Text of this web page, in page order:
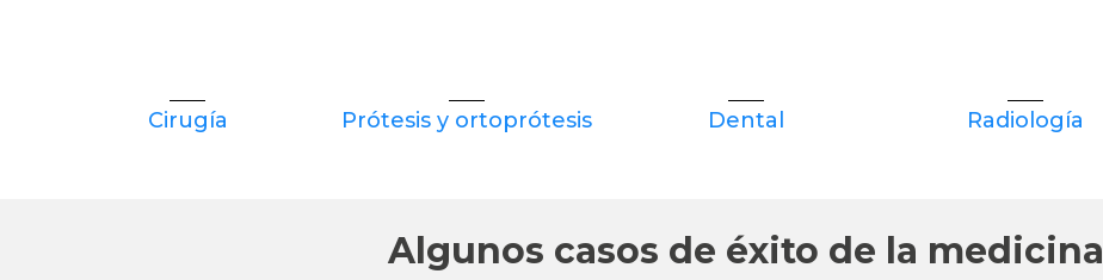
Cirugía Prótesis y ortoprótesis Dental Radiología
Algunos casos de éxito de la medicina